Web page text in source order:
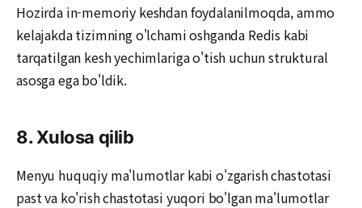
Hozirda in-memoriy keshdan foydalanilmoqda, ammo
kelajakda tizimning o'lchami oshganda Redis kabi
tarqatilgan kesh yechimlariga o'tish uchun struktural
asosga ega bo'ldik.
8. Xulosa qilib
Menyu huquqiy ma'lumotlar kabi o'zgarish chastotasi
past va ko'rish chastotasi yuqori bo'lgan ma'lumotlar